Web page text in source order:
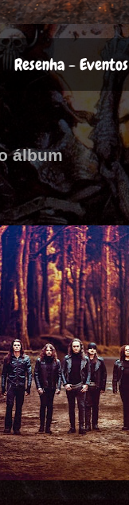
Resenha - Eventos
álbum